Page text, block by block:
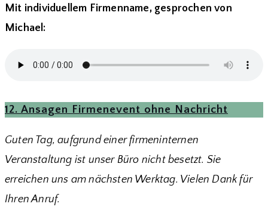
Mit individuellem Firmenname, gesprochen von
Michael:
12. Ansagen Firmenevent ohne Nachricht
Guten Tag, aufgrund einer firmeninternen
Veranstaltung ist unser Büro nicht besetzt. Sie
erreichen uns am nächsten Werktag. Vielen Dank für
Ihren Anruf.